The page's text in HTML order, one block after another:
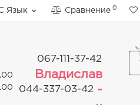
Язык Сравнение 0
067-111-37-42
Владислав
044-337-03-42 -